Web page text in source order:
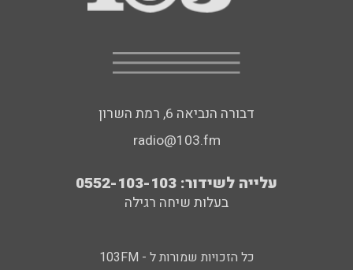
דבורה הנביאה 6, רמת השרון
radio@103.fm
עלייה לשידור: 0552-103-103
בעלות שיחה רגילה
כל הזכויות שמורות ל - 103FM